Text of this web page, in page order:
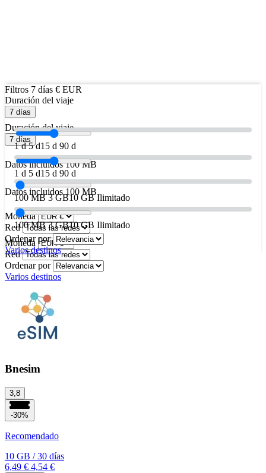
Filtros 7 días € EUR
Duración del viaje
7 días
1 d 5 d15 d 90 d
Datos incluidos 100 MB
100 MB 3 GB10 GB Ilimitado
Moneda
Red
Ordenar por
Varios destinos
Duración del viaje
7 días
1 d 5 d15 d 90 d
Datos incluidos 100 MB
100 MB 3 GB10 GB Ilimitado
Moneda
Red
Ordenar por
Varios destinos
Bnesim
3,8
-30%
Recomendado
10 GB /30 días
6,49 € 4,54 €